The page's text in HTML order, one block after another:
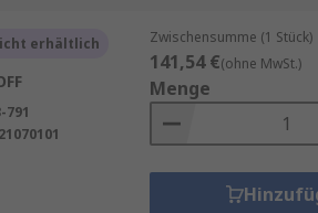
erhältlich
791
21070101
Zwischensumme (1 Stück)
141,54 €(ohne MwSt.)
Menge